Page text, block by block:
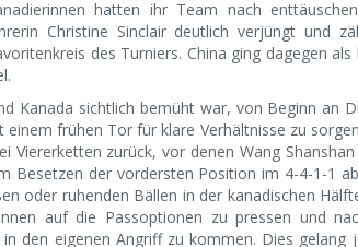
hatten ihr Team nach
Christine Sinclair deutlich verjüngt und
des Turniers. China ging dagegen
Kanada sichtlich bemüht war, von Beginn an
einem frühen Tor für klare Verhältnisse zu
Viererketten zurück, vor denen Wang
Besetzen der vordersten Position im 4-4-1-1
oder ruhenden Bällen in der kanadischen
auf die Passoptionen zu pressen und
in den eigenen Angriff zu kommen. Dies gelang